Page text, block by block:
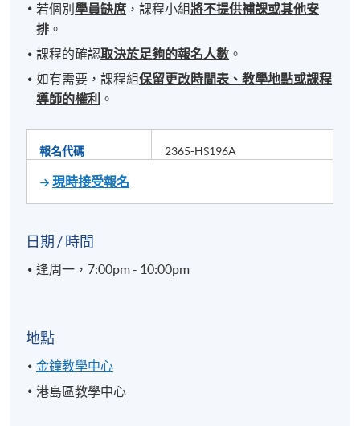
若個別學員缺席 ，課程小組將不提供補課或其他安
排 。
課程的確認取決於足夠的報名人數 。
如有需要，課程組保留更改時間表、教學地點或課程
導師的權利 。
報名代碼 2365-HS196A
現時接受報名
日期 / 時間
逢周一，7:00pm - 10:00pm
地點
金鐘教學中心
港島區教學中心